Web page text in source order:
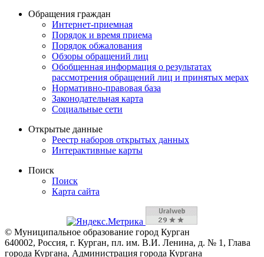
Обращения граждан
Интернет-приемная
Порядок и время приема
Порядок обжалования
Обзоры обращений лиц
Обобщенная информация о результатах
рассмотрения обращений лиц и принятых мерах
Нормативно-правовая база
Законодательная карта
Социальные сети
Открытые данные
Реестр наборов открытых данных
Интерактивные карты
Поиск
Поиск
Карта сайта
© Муниципальное образование город Курган
640002, Россия, г. Курган, пл. им. В.И. Ленина, д. № 1, Глава
города Кургана, Администрация города Кургана